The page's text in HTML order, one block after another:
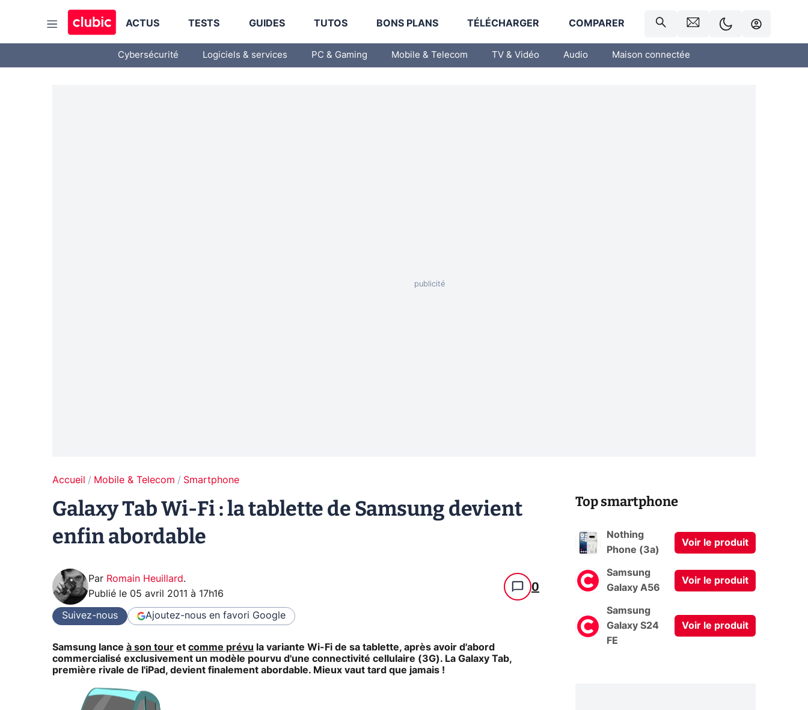
ACTUS TESTS GUIDES TUTOS BONS PLANS TÉLÉCHARGER COMPARER
Cybersécurité Logiciels & services PC & Gaming Mobile & Telecom TV & Vidéo Audio Maison connectée
Accueil Mobile & Telecom Smartphone
Galaxy Tab Wi-Fi : la tablette de Samsung devient
enfin abordable
Par Romain Heuillard.
Publié le 05 avril 2011 à 17h16 0
Suivez-nous Ajoutez-nous en favori Google
Samsung lance à son tour et comme prévu la variante Wi-Fi de sa tablette, après avoir d'abord
commercialisé exclusivement un modèle pourvu d'une connectivité cellulaire (3G). La Galaxy Tab,
première rivale de l'iPad, devient finalement abordable. Mieux vaut tard que jamais !
Top smartphone
Nothing
Phone (3a)
Voir le produit
Samsung
Galaxy A56
Voir le produit
Samsung
Galaxy S24
FE
Voir le produit